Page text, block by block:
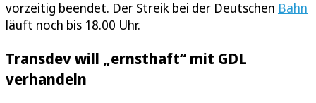
vorzeitig beendet. Der Streik bei der Deutschen Bahn
läuft noch bis 18.00 Uhr.
Transdev will „ernsthaft“ mit GDL
verhandeln